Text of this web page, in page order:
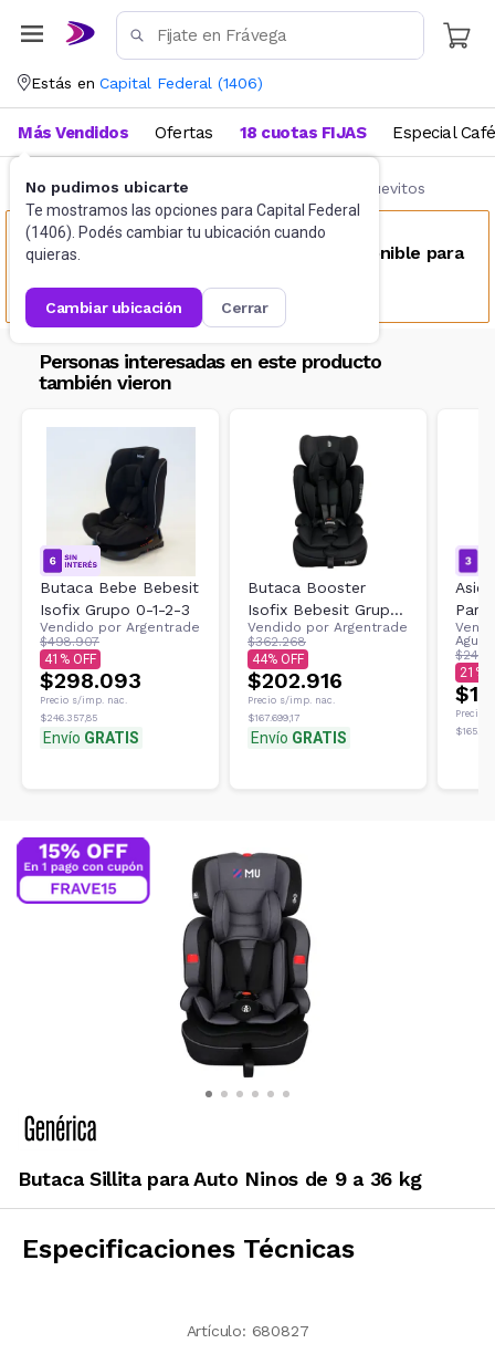
Estás en Capital Federal (1406)
No pudimos ubicarte
Te mostramos las opciones para Capital Federal
(1406). Podés cambiar tu ubicación cuando
quieras.
cambiar ubicación cerrar
Más Vendidos Ofertas 18 cuotas FIJAS Especial Café
Bebés y Primera Infancia Butacas auto y huevitos
Este producto no se encuentra disponible para
Personas interesadas en este producto
también vieron
Butaca Bebe Bebesit
Isofix Grupo 0-1-2-3
Vendido por Argentrade
$498.907
41
$298.093
Precio s/imp. nac.
$246.357,85
Envío GRATIS
Butaca Booster
Isofix Bebesit Grupo
1 - 2 - 3 Negro 36 kg
Vendido por Argentrade
$362.268
44
$202.916
Precio s/imp. nac.
$167.699,17
Envío GRATIS
Para
21
Precio
Butaca Sillita para Auto Ninos de 9 a 36 kg
Especificaciones Técnicas
Artículo: 680827